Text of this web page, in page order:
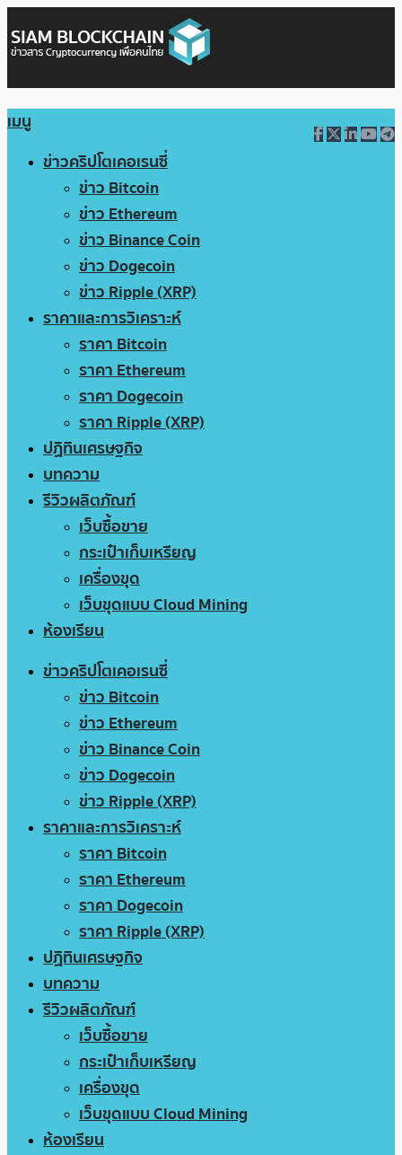
เมนู
ข่าวคริปโตเคอเรนซี่
ข่าว Bitcoin
ข่าว Ethereum
ข่าว Binance Coin
ข่าว Dogecoin
ข่าว Ripple (XRP)
ราคาและการวิเคราะห์
ราคา Bitcoin
ราคา Ethereum
ราคา Dogecoin
ราคา Ripple (XRP)
ปฏิทินเศรษฐกิจ
บทความ
รีวิวผลิตภัณฑ์
เว็บซื้อขาย
กระเป๋าเก็บเหรียญ
เครื่องขุด
เว็บขุดแบบ Cloud Mining
ห้องเรียน
ข่าวคริปโตเคอเรนซี่
ข่าว Bitcoin
ข่าว Ethereum
ข่าว Binance Coin
ข่าว Dogecoin
ข่าว Ripple (XRP)
ราคาและการวิเคราะห์
ราคา Bitcoin
ราคา Ethereum
ราคา Dogecoin
ราคา Ripple (XRP)
ปฏิทินเศรษฐกิจ
บทความ
รีวิวผลิตภัณฑ์
เว็บซื้อขาย
กระเป๋าเก็บเหรียญ
เครื่องขุด
เว็บขุดแบบ Cloud Mining
ห้องเรียน